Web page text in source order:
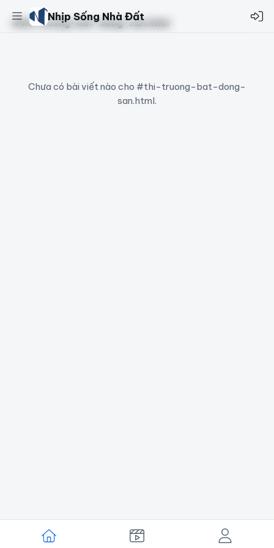
#thi-truong-bat-dong-san.html
Chưa có bài viết nào cho #thi-truong-bat-dong-
san.html.
Nhịp Sống Nhà Đất